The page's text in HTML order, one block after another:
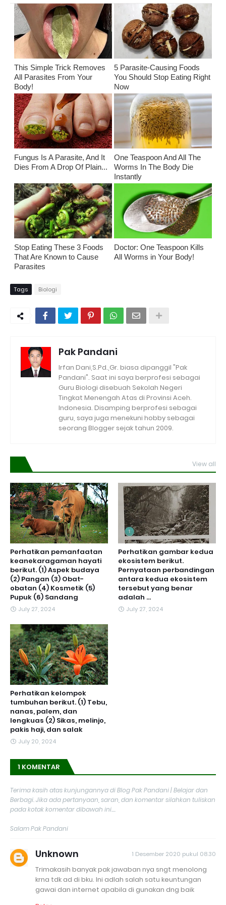
This Simple Trick Removes
All Parasites From Your
Body!
5 Parasite-Causing Foods
You Should Stop Eating Right
Now
Fungus Is A Parasite, And It
Dies From A Drop Of Plain...
One Teaspoon And All The
Worms In The Body Die
Instantly
Stop Eating These 3 Foods
That Are Known to Cause
Parasites
Doctor: One Teaspoon Kills
All Worms in Your Body!
Tags Biologi
Pak Pandani
Irfan Dani,S.Pd.,Gr. biasa dipanggil "Pak
Pandani". Saat ini saya berprofesi sebagai
Guru Biologi disebuah Sekolah Negeri
Tingkat Menengah Atas di Provinsi Aceh.
Indonesia. Disamping berprofesi sebagai
guru, saya juga menekuni hobby sebagai
seorang Blogger sejak tahun 2009.
View all
Perhatikan pemanfaatan
keanekaragaman hayati
berikut. (1) Aspek budaya
(2) Pangan (3) Obat-
obatan (4) Kosmetik (5)
Pupuk (6) Sandang
July 27, 2024
Perhatikan gambar kedua
ekosistem berikut.
Pernyataan perbandingan
antara kedua ekosistem
tersebut yang benar
adalah ...
July 27, 2024
Perhatikan kelompok
tumbuhan berikut. (1) Tebu,
nanas, palem, dan
lengkuas (2) Sikas, melinjo,
pakis haji, dan salak
July 20, 2024
1 KOMENTAR
Terima kasih atas kunjungannya di Blog Pak Pandani | Belajar dan
Berbagi. Jika ada pertanyaan, saran, dan komentar silahkan tuliskan
pada kotak komentar dibawah ini....
Salam Pak Pandani
Unknown 1 Desember 2020 pukul 08.30
Trimakasih banyak pak jawaban nya sngt menolong
krna tdk ad di bku. Ini adlah salah satu keuntungan
gawai dan internet apabila di gunakan dng baik